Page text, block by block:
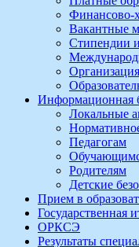
Финансово-
Вакантные
Стипендии
Информационная
Локальные
Педагогам
Родителям
Детские
Прием в
Государственная
ОРКСЭ
Результаты